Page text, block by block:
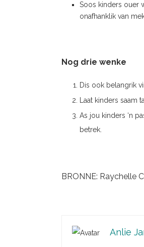
Soos kinders ouer
onafhanklik van
Nog drie wenke
Dis ook belangrik
Laat kinders
As jou kinders ‘n
betrek.
BRONNE: Raychelle
Anlie